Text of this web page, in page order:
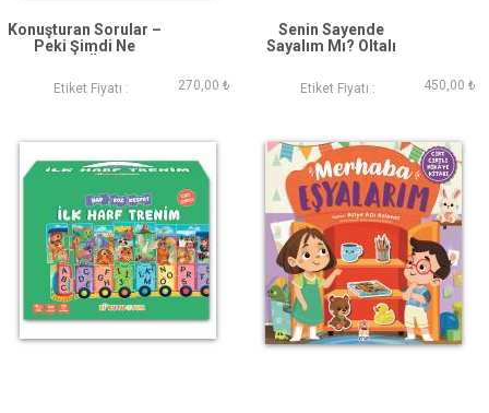
Konuşturan Sorular –
Peki Şimdi Ne
Kartları ve Kitap Seti)
Etiket Fiyatı : 270,00 ₺
Senin Sayende
Sayalım Mı? Oltalı
Etiket Fiyatı : 450,00 ₺